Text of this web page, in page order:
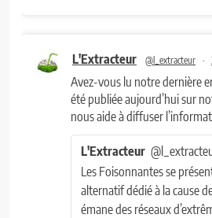
L'Extracteur @l_extracteur ·
Avez-vous lu notre dernière
été publiée aujourd’hui sur
nous aide à diffuser
L'Extracteur
Les Foisonnantes se
alternatif dédié à la cause
émane des réseaux